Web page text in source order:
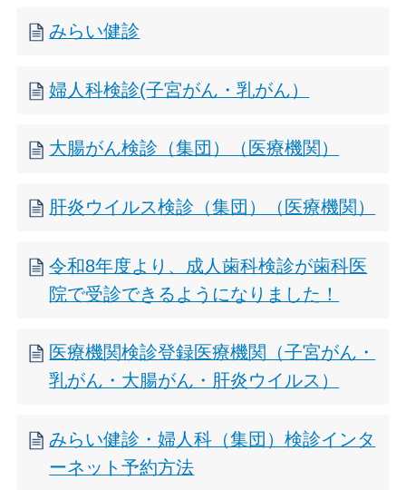
みらい健診
婦人科検診(子宮がん・乳がん）
大腸がん検診（集団）（医療機関）
肝炎ウイルス検診（集団）（医療機関）
令和8年度より、成人歯科検診が歯科医
院で受診できるようになりました！
医療機関検診登録医療機関（子宮がん・
乳がん・大腸がん・肝炎ウイルス）
みらい健診・婦人科（集団）検診インタ
ーネット予約方法